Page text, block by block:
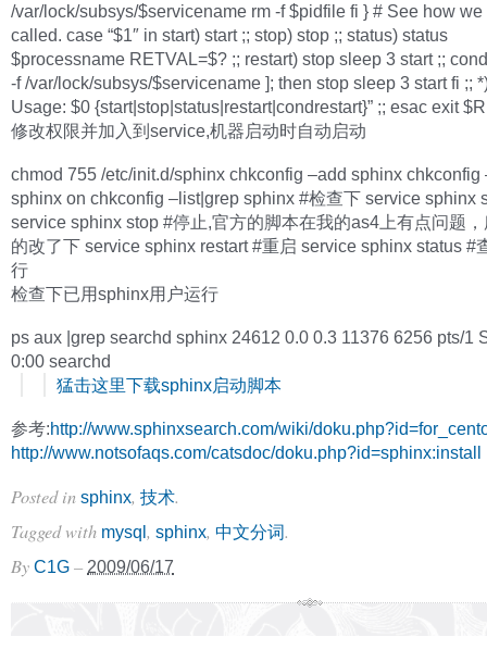
/var/lock/subsys/$servicename rm -f $pidfile fi } # See how we
called. case “$1″ in start) start ;; stop) stop ;; status) status
$processname RETVAL=$? ;; restart) stop sleep 3 start ;;
-f /var/lock/subsys/$servicename ]; then stop sleep 3 start fi ;;
Usage: $0 {start|stop|status|restart|condrestart}” ;; esac exit
修改权限并加入到service,机器启动时自动启动
chmod 755 /etc/init.d/sphinx chkconfig –add sphinx chkconfig
sphinx on chkconfig –list|grep sphinx #检查下 service sphinx
service sphinx stop #停止,官方的脚本在我的as4上有点问题
的改了下 service sphinx restart #重启 service sphinx status #
行
检查下已用sphinx用户运行
ps aux |grep searchd sphinx 24612 0.0 0.3 11376 6256 pts/1
0:00 searchd
猛击这里下载sphinx启动脚本
参考:http://www.sphinxsearch.com/wiki/
http://www.notsofaqs.com/catsdoc/doku.php?id=sphinx:install
Posted in sphinx, 技术.
Tagged with mysql, sphinx, 中文分词.
By C1G – 2009/06/17